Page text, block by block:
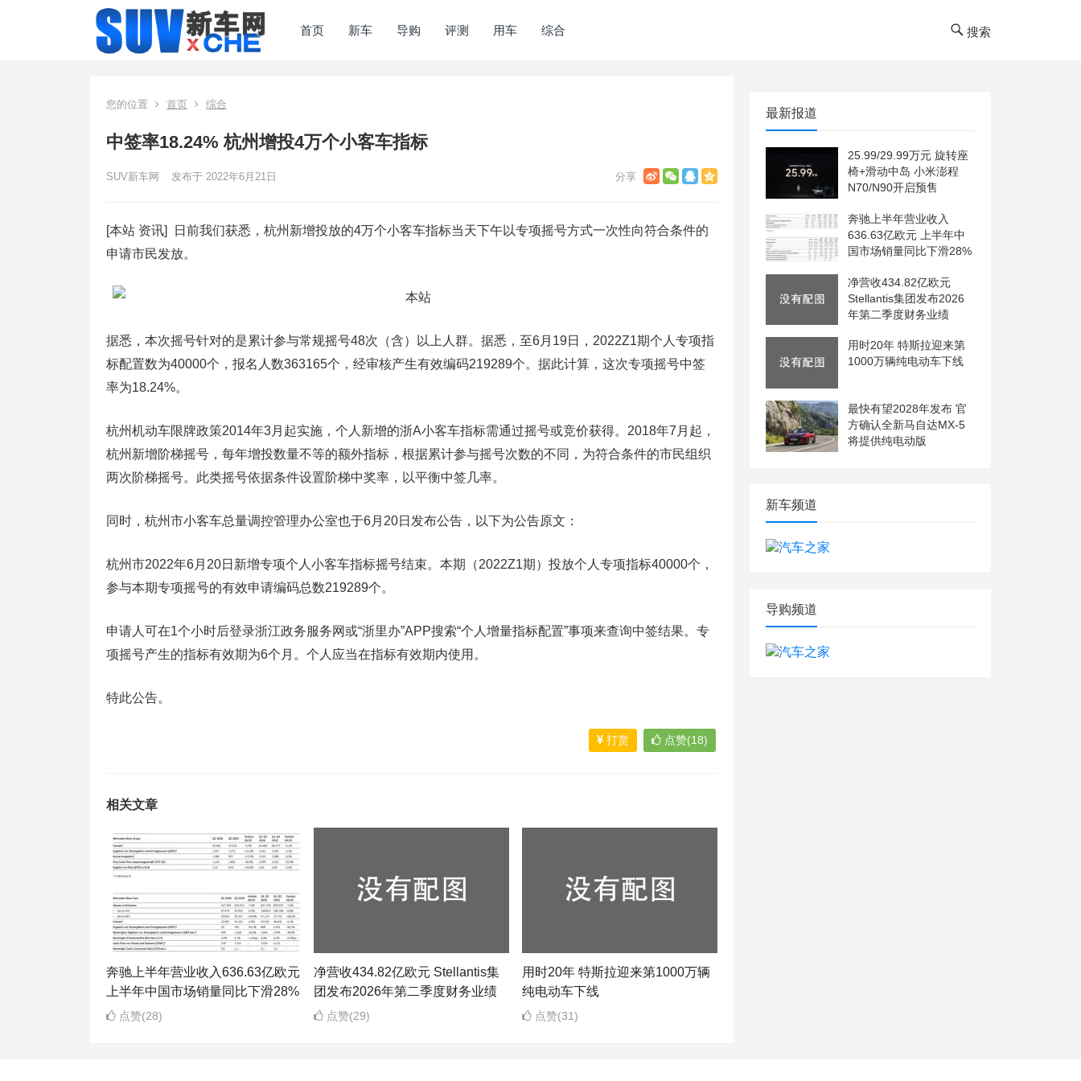
首页 新车 导购 评测 用车 综合 搜索
您的位置 首页 综合
中签率18.24% 杭州增投4万个小客车指标
SUV新车网 发布于 2022年6月21日
[本站 资讯] 日前我们获悉，杭州新增投放的4万个小客车指标当天下午以专项摇号方式一次性向符合条件的
申请市民发放。
据悉，本次摇号针对的是累计参与常规摇号48次（含）以上人群。据悉，至6月19日，2022Z1期个人专项指
标配置数为40000个，报名人数363165个，经审核产生有效编码219289个。据此计算，这次专项摇号中签
率为18.24%。
杭州机动车限牌政策2014年3月起实施，个人新增的浙A小客车指标需通过摇号或竞价获得。2018年7月起，
杭州新增阶梯摇号，每年增投数量不等的额外指标，根据累计参与摇号次数的不同，为符合条件的市民组织
两次阶梯摇号。此类摇号依据条件设置阶梯中奖率，以平衡中签几率。
同时，杭州市小客车总量调控管理办公室也于6月20日发布公告，以下为公告原文：
杭州市2022年6月20日新增专项个人小客车指标摇号结束。本期（2022Z1期）投放个人专项指标40000个，
参与本期专项摇号的有效申请编码总数219289个。
申请人可在1个小时后登录浙江政务服务网或“浙里办”APP搜索“个人增量指标配置”事项来查询中签结果。专
项摇号产生的指标有效期为6个月。个人应当在指标有效期内使用。
特此公告。
打赏 点赞(18)
相关文章
奔驰上半年营业收入636.63亿欧元
上半年中国市场销量同比下滑28%
点赞(28)
净营收434.82亿欧元 Stellantis集
团发布2026年第二季度财务业绩
点赞(29)
用时20年 特斯拉迎来第1000万辆
纯电动车下线
点赞(31)
最新报道
25.99/29.99万元 旋转座
椅+滑动中岛 小米澎程
N70/N90开启预售
奔驰上半年营业收入
636.63亿欧元 上半年中
国市场销量同比下滑28%
净营收434.82亿欧元
Stellantis集团发布2026
年第二季度财务业绩
用时20年 特斯拉迎来第
1000万辆纯电动车下线
最快有望2028年发布 官
方确认全新马自达MX-5
将提供纯电动版
新车频道
导购频道